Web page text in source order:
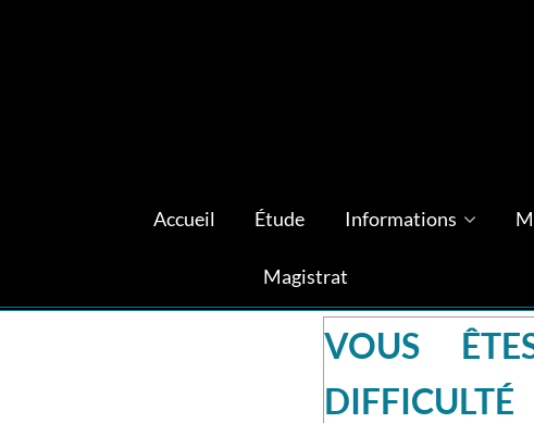
Accueil Étude Informations
Magistrat
VOUS
DIFFICULTÉ